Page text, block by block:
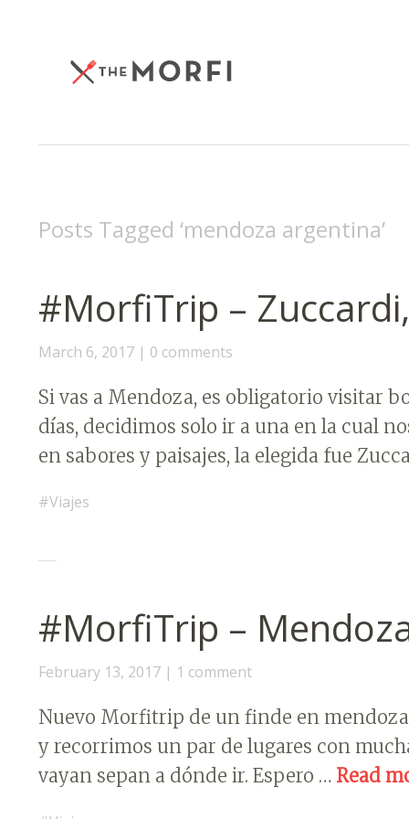
Posts Tagged ‘mendoza argentina’
#MorfiTrip –
March 6, 2017 0 comments
Si vas a Mendoza, es obligatorio visitar
días, decidimos solo ir a una en la cual
en sabores y paisajes, la elegida fue
Viajes
#MorfiTrip –
February 13, 2017 1 comment
Nuevo Morfitrip de un finde en
y recorrimos un par de lugares con
vayan sepan a dónde ir. Espero … Read